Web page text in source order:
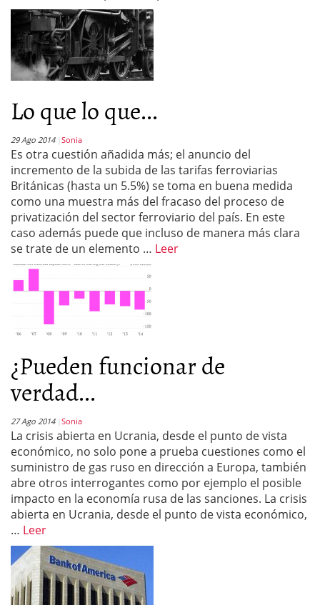
Lo que lo que...
29 Ago 2014 Sonia
Es otra cuestión añadida más; el anuncio del
incremento de la subida de las tarifas ferroviarias
Británicas (hasta un 5.5%) se toma en buena medida
como una muestra más del fracaso del proceso de
privatización del sector ferroviario del país. En este
caso además puede que incluso de manera más clara
se trate de un elemento … Leer
¿Pueden funcionar de
verdad...
27 Ago 2014 Sonia
La crisis abierta en Ucrania, desde el punto de vista
económico, no solo pone a prueba cuestiones como el
suministro de gas ruso en dirección a Europa, también
abre otros interrogantes como por ejemplo el posible
impacto en la economía rusa de las sanciones. La crisis
abierta en Ucrania, desde el punto de vista económico,
… Leer